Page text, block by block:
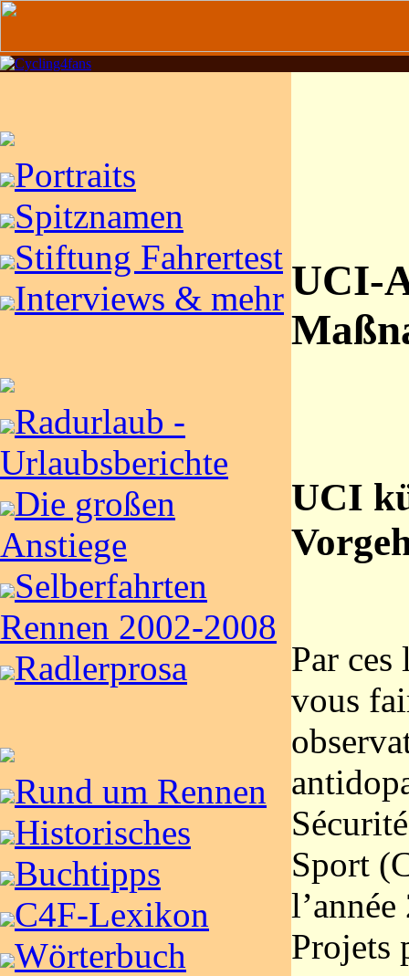
Portraits
Spitznamen
Stiftung Fahrertest
Interviews & mehr
Radurlaub -
Urlaubsberichte
Die großen
Anstiege
Selberfahrten
Rennen 2002-2008
Radlerprosa
Rund um Rennen
Historisches
Buchtipps
C4F-Lexikon
Wörterbuch
UCI-
UCI
Par
vous
Sport
Projets